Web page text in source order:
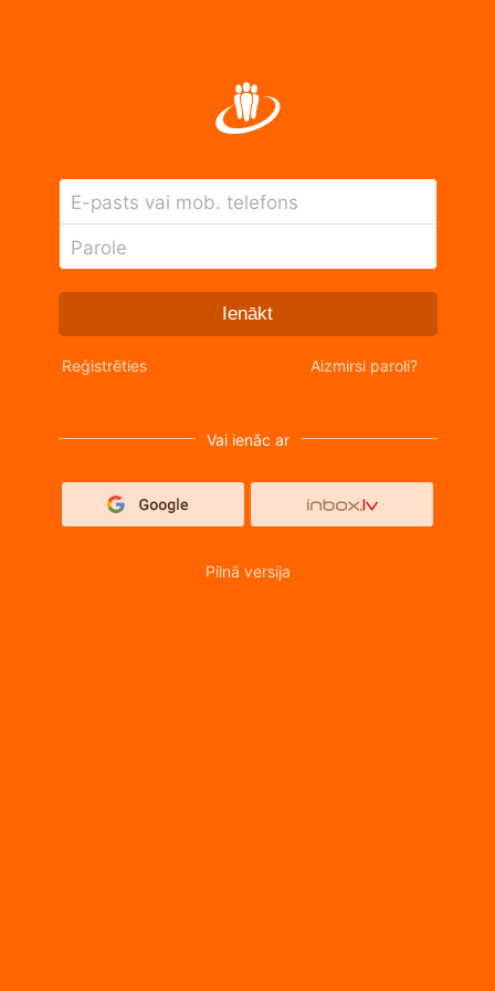
E-pasts vai mob. telefons
Parole
Ienākt
Reģistrēties Aizmirsi paroli?
Vai ienāc ar
Pilnā versija